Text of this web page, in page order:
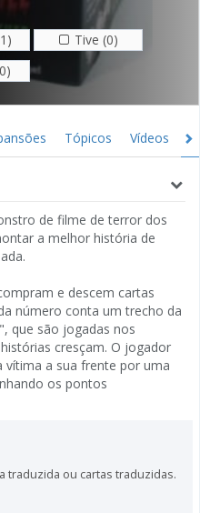
Tive (0)
Tópicos Vídeos
de filme de terror dos
a melhor história de
e descem cartas
número conta um trecho da
que são jogadas nos
cresçam. O jogador
vítima a sua frente por uma
os pontos
traduzida ou cartas traduzidas.